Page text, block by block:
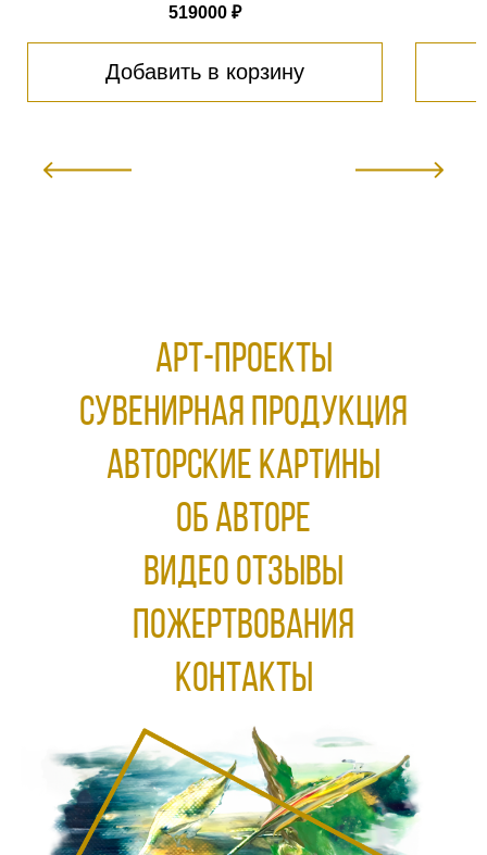
519000 ₽
Добавить в корзину
АРТ-ПРОЕКТЫ
Сувенирная продукция
АВТОРСКИЕ КАРТИНЫ
ОБ АВТОРЕ
ВИДЕО ОТЗЫВЫ
ПОЖЕРТВОВАНИЯ
КОНТАКТЫ